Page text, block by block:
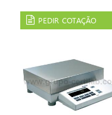
PEDIR COTAÇÃO